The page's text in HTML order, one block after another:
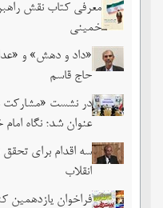
معرفی کتاب نقش
خمینی
«داد و دهش» و
حاج قاسم
در نشست «مشارکت
عنوان شد؛ نگاه
سه اقدام برای
انقلاب
فراخوان یازدهمین